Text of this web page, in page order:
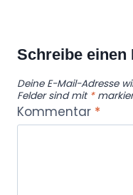
Schreibe einen
Deine E-Mail-Adresse
Felder sind mit *
Kommentar *